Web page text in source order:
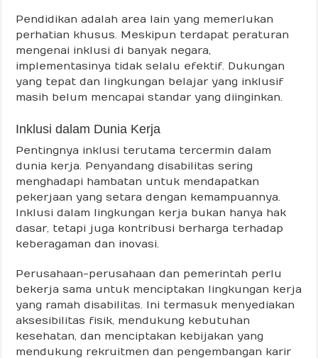
Pendidikan adalah area lain yang memerlukan
perhatian khusus. Meskipun terdapat peraturan
mengenai inklusi di banyak negara,
implementasinya tidak selalu efektif. Dukungan
yang tepat dan lingkungan belajar yang inklusif
masih belum mencapai standar yang diinginkan.
Inklusi dalam Dunia Kerja
Pentingnya inklusi terutama tercermin dalam
dunia kerja. Penyandang disabilitas sering
menghadapi hambatan untuk mendapatkan
pekerjaan yang setara dengan kemampuannya.
Inklusi dalam lingkungan kerja bukan hanya hak
dasar, tetapi juga kontribusi berharga terhadap
keberagaman dan inovasi.
Perusahaan-perusahaan dan pemerintah perlu
bekerja sama untuk menciptakan lingkungan kerja
yang ramah disabilitas. Ini termasuk menyediakan
aksesibilitas fisik, mendukung kebutuhan
kesehatan, dan menciptakan kebijakan yang
mendukung rekruitmen dan pengembangan karir